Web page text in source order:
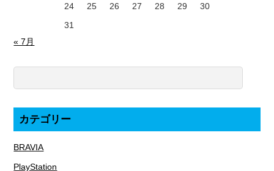
24
25 26 27 28 29
30
31
« 7月
カテゴリー
BRAVIA
PlayStation